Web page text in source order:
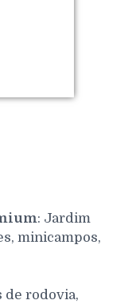
: Jardim
minicampos,
de rodovia,